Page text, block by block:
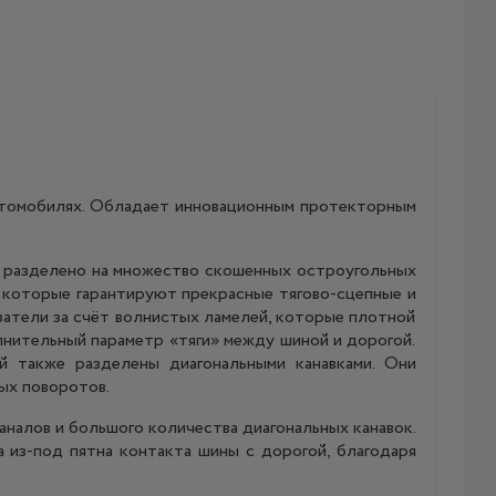
Обладает инновационным протекторным
на множество скошенных остроугольных
гарантируют прекрасные тягово-сцепные и
за счёт волнистых ламелей, которые плотной
параметр «тяги» между шиной и дорогой.
разделены диагональными канавками. Они
поворотов.
и большого количества диагональных канавок.
под пятна контакта шины с дорогой, благодаря